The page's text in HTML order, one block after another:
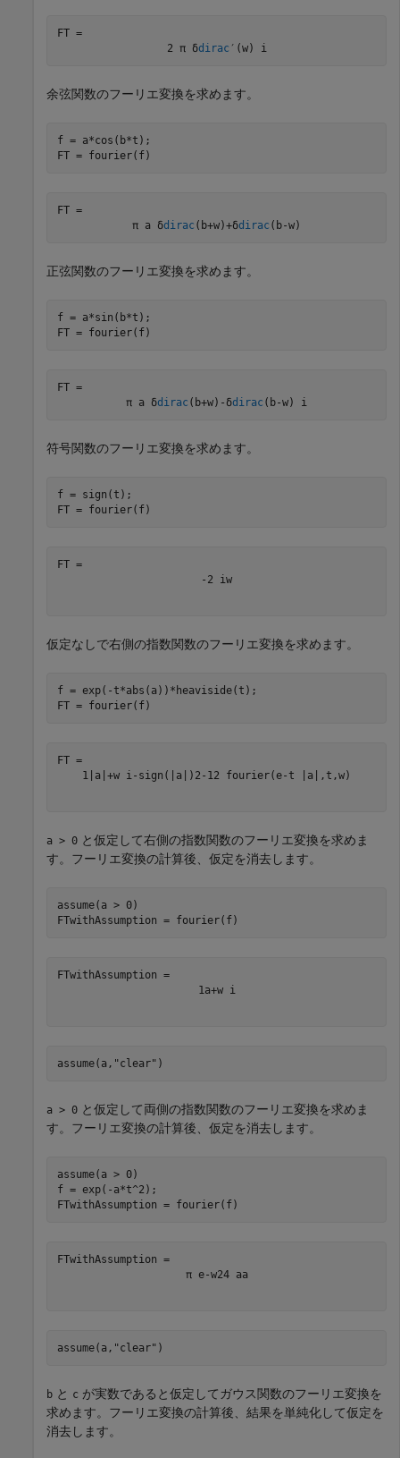
FT =
2 π δdirac ′ (w) i
余弦関数のフーリエ変換を求めます。
f = a*cos(b*t);
FT = fourier(f)
FT =
π a δdirac ( b+w)+δdirac ( b-w)
正弦関数のフーリエ変換を求めます。
f = a*sin(b*t);
FT = fourier(f)
FT =
π a δdirac ( b+w) - δdirac ( b-w) i
符号関数のフーリエ変換を求めます。
f = sign(t);
FT = fourier(f)
- 2 iw
仮定なしで右側の指数関数のフーリエ変換を求めます。
f = exp(-t*abs(a))*heaviside(t);
FT = fourier(f)
1 a +w i- sign ( a ) 2 - 12 fourier(e-t a ,t ,w)
a > 0 と仮定して右側の指数関数のフーリエ変換を求めま
す。フーリエ変換の計算後、仮定を消去します。
assume(a > 0)
FTwithAssumption = fourier(f)
1a+w i
assume(a, "clear" )
a > 0 と仮定して両側の指数関数のフーリエ変換を求めま
す。フーリエ変換の計算後、仮定を消去します。
assume(a > 0)
f = exp(-a*t^2);
FTwithAssumption = fourier(f)
π e-w24 aa
assume(a, "clear" )
b と c が実数であると仮定してガウス関数のフーリエ変換を
求めます。フーリエ変換の計算後、結果を単純化して仮定を
消去します。